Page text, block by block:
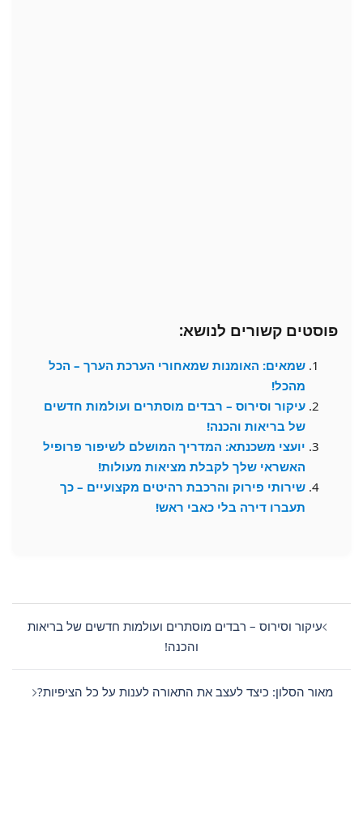
פוסטים קשורים לנושא:
שמאים: האומנות שמאחורי הערכת הערך – הכל
מהכל!
עיקור וסירוס – רבדים מוסתרים ועולמות חדשים
של בריאות והכנה!
יועצי משכנתא: המדריך המושלם לשיפור פרופיל
האשראי שלך לקבלת מציאות מעולות!
שירותי פירוק והרכבת רהיטים מקצועיים – כך
תעברו דירה בלי כאבי ראש!
navigation
עיקור וסירוס – רבדים מוסתרים ועולמות חדשים של בריאות
והכנה!
מאור הסלון: כיצד לעצב את התאורה לענות על כל הציפיות?